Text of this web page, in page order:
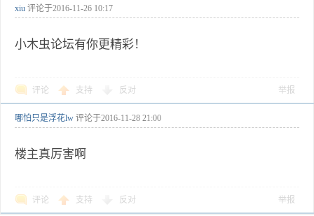
xiu 评论于2016-11-26 10:17
小木虫论坛有你更精彩！
评论 支持 反对 举报
哪怕只是浮花lw 评论于2016-11-28 21:00
楼主真厉害啊
评论 支持 反对 举报